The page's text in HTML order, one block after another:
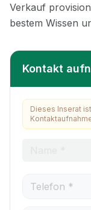
Kontakt
Dieses Inserat